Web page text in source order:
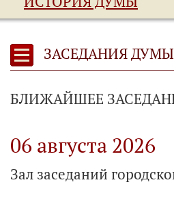
ЗАСЕДАНИЯ ДУМЫ
БЛИЖАЙШЕЕ
06 августа 2026
Зал заседаний